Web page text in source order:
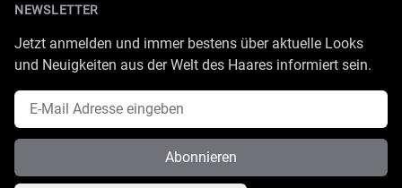
NEWSLETTER
Jetzt anmelden und immer bestens über aktuelle Looks
und Neuigkeiten aus der Welt des Haares informiert sein.
E-Mail Adresse
Abonnieren